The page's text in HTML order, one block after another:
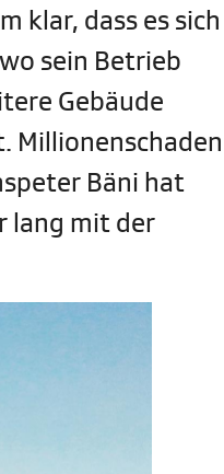
klar, dass es sich
sein Betrieb
Gebäude
Millionenschaden
Bäni hat
lang mit der